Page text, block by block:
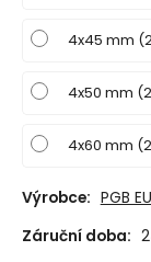
4x45 mm
4x50 mm
4x60 mm
Výrobce: PGB
Záruční doba: